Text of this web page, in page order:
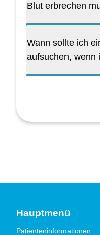
Blut erbrechen
Wann sollte ich
aufsuchen, wenn
Hauptmenü
Patienteninformationen